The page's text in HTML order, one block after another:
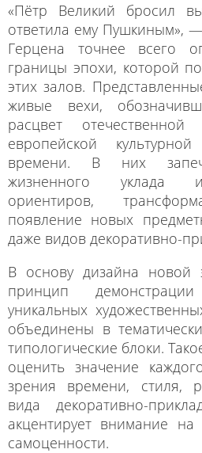
«Пётр Великий бросил
ответила ему Пушкиным»,
Герцена точнее всего
границы эпохи, которой
этих залов.
живые вехи,
расцвет
европейской
времени. В них
жизненного уклада и
ориентиров,
появление новых
даже видов декоративно-
В основу дизайна новой
принцип
уникальных
объединены в
типологические блоки.
оценить значение
зрения времени, стиля,
вида декоративно-
акцентирует внимание на
самоценности.